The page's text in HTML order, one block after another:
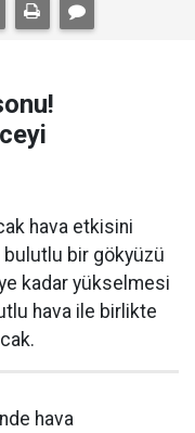
hava etkisini
bir gökyüzü
kadar yükselmesi
hava ile birlikte
hava